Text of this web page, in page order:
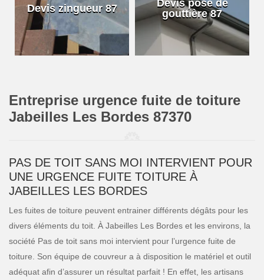
Devis zingueur 87
Devis pose de
gouttière 87
Entreprise urgence fuite de toiture
Jabeilles Les Bordes 87370
PAS DE TOIT SANS MOI INTERVIENT POUR
UNE URGENCE FUITE TOITURE À
JABEILLES LES BORDES
Les fuites de toiture peuvent entrainer différents dégâts pour les
divers éléments du toit. À Jabeilles Les Bordes et les environs, la
société Pas de toit sans moi intervient pour l’urgence fuite de
toiture. Son équipe de couvreur a à disposition le matériel et outil
adéquat afin d’assurer un résultat parfait ! En effet, les artisans